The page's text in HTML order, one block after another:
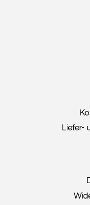
Liefer-